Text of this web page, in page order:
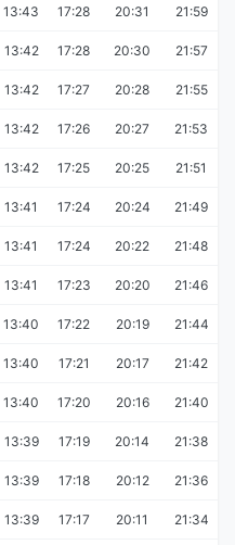
13:43 17:28 20:31 21:59
13:42 17:28 20:30 21:57
13:42 17:27 20:28 21:55
13:42 17:26 20:27 21:53
13:42 17:25 20:25 21:51
13:41 17:24 20:24 21:49
13:41 17:24 20:22 21:48
13:41 17:23 20:20 21:46
13:40 17:22 20:19 21:44
13:40 17:21 20:17 21:42
13:40 17:20 20:16 21:40
13:39 17:19 20:14 21:38
13:39 17:18 20:12 21:36
13:39 17:17 20:11 21:34